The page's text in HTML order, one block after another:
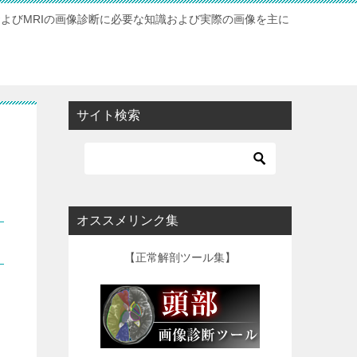
びMRIの画像診断に必要な知識および実際の画像を主に
サイト検索
オススメリンク集
【正常解剖ツール集】